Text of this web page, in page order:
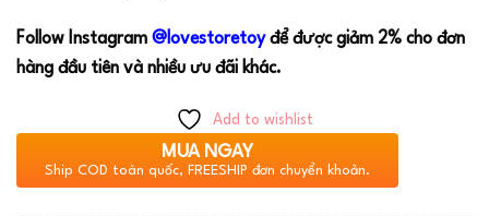
Follow Instagram @lovestoretoyđể được giảm 2% cho đơn
hàng đầu tiên và nhiều ưu đãi khác.
Add to wishlist
MUA NGAY
Ship COD toàn quốc, FREESHIP đơn chuyển khoản.